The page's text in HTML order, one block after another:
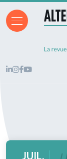
JUIL.